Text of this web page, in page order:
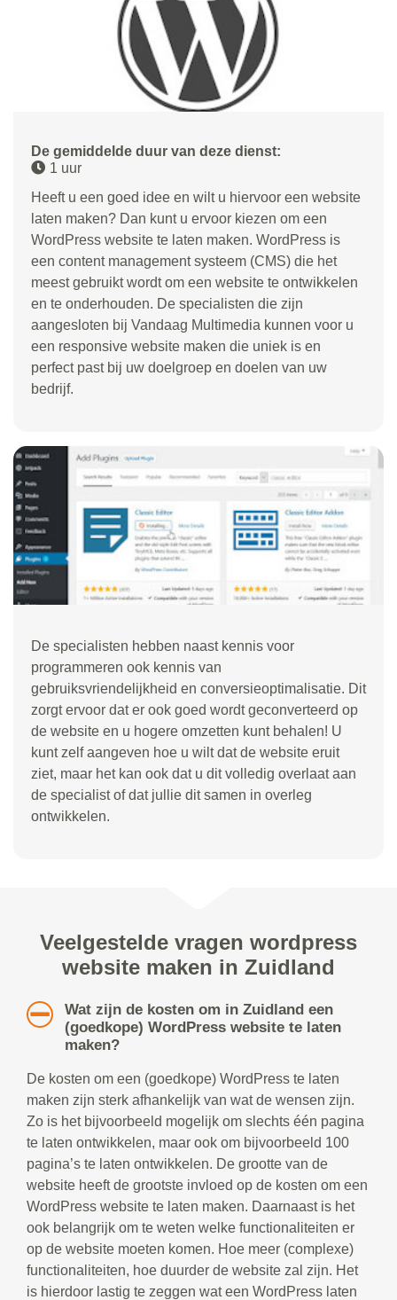
De gemiddelde duur van deze dienst:
1 uur
Heeft u een goed idee en wilt u hiervoor een website
laten maken? Dan kunt u ervoor kiezen om een
WordPress website te laten maken. WordPress is
een content management systeem (CMS) die het
meest gebruikt wordt om een website te ontwikkelen
en te onderhouden. De specialisten die zijn
aangesloten bij Vandaag Multimedia kunnen voor u
een responsive website maken die uniek is en
perfect past bij uw doelgroep en doelen van uw
bedrijf.
De specialisten hebben naast kennis voor
programmeren ook kennis van
gebruiksvriendelijkheid en conversieoptimalisatie. Dit
zorgt ervoor dat er ook goed wordt geconverteerd op
de website en u hogere omzetten kunt behalen! U
kunt zelf aangeven hoe u wilt dat de website eruit
ziet, maar het kan ook dat u dit volledig overlaat aan
de specialist of dat jullie dit samen in overleg
ontwikkelen.
Veelgestelde vragen wordpress
website maken in Zuidland
Wat zijn de kosten om in Zuidland een
(goedkope) WordPress website te laten
maken?
De kosten om een (goedkope) WordPress te laten
maken zijn sterk afhankelijk van wat de wensen zijn.
Zo is het bijvoorbeeld mogelijk om slechts één pagina
te laten ontwikkelen, maar ook om bijvoorbeeld 100
pagina’s te laten ontwikkelen. De grootte van de
website heeft de grootste invloed op de kosten om een
WordPress website te laten maken. Daarnaast is het
ook belangrijk om te weten welke functionaliteiten er
op de website moeten komen. Hoe meer (complexe)
functionaliteiten, hoe duurder de website zal zijn. Het
is hierdoor lastig te zeggen wat een WordPress laten